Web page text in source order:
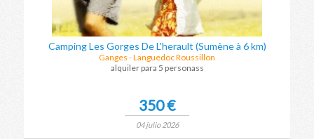
Camping Les Gorges De L'herault (Sumène à 6 km)
Ganges - Languedoc Roussillon
alquiler para 5 personass
350 €
04 julio 2026